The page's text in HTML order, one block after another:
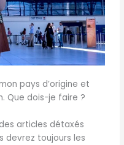
pays d’origine et
Que dois-je faire ?
articles détaxés
devrez toujours les